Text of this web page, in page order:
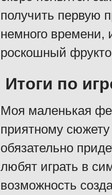
получить первую
немного времени,
роскошный
Итоги по
Моя маленькая
приятному
обязательно
любят играть в
возможность